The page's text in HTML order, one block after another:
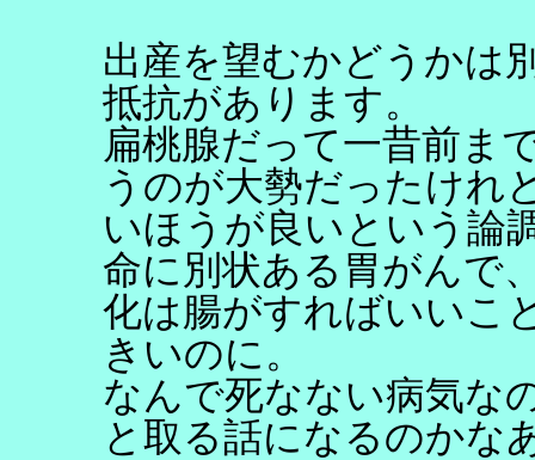
出産を望むかどうかは
抵抗があります。
扁桃腺だって一昔前ま
うのが大勢だったけれ
いほうが良いという論
命に別状ある胃がんで
化は腸がすればいいこ
きいのに。
なんで死なない病気な
と取る話になるのかな